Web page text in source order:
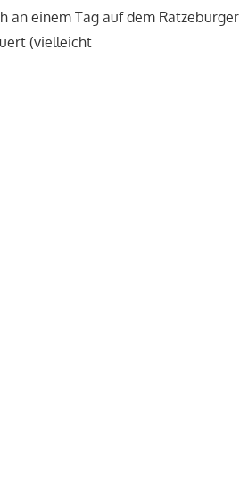
an einem Tag auf dem Ratzeburger
(vielleicht